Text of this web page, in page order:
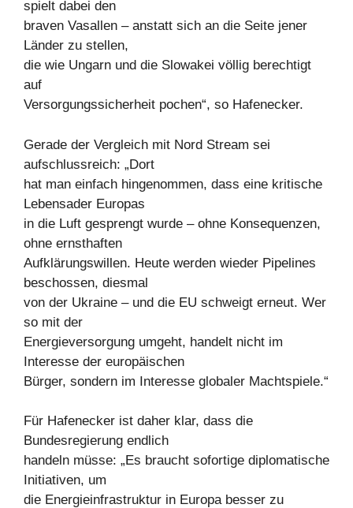
spielt dabei den
braven Vasallen – anstatt sich an die Seite jener
Länder zu stellen,
die wie Ungarn und die Slowakei völlig berechtigt
auf
Versorgungssicherheit pochen“, so Hafenecker.
Gerade der Vergleich mit Nord Stream sei
aufschlussreich: „Dort
hat man einfach hingenommen, dass eine kritische
Lebensader Europas
in die Luft gesprengt wurde – ohne Konsequenzen,
ohne ernsthaften
Aufklärungswillen. Heute werden wieder Pipelines
beschossen, diesmal
von der Ukraine – und die EU schweigt erneut. Wer
so mit der
Energieversorgung umgeht, handelt nicht im
Interesse der europäischen
Bürger, sondern im Interesse globaler Machtspiele.“
Für Hafenecker ist daher klar, dass die
Bundesregierung endlich
handeln müsse: „Es braucht sofortige diplomatische
Initiativen, um
die Energieinfrastruktur in Europa besser zu